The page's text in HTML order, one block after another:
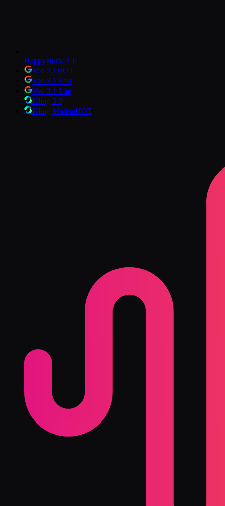
HappyHorse 1.0
Veo 3.1HOT
Veo 3.1 Fast
Veo 3.1 Lite
Kling 3.0
Kling MotionHOT